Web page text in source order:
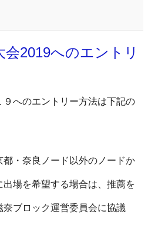
2019へのエントリ
へのエントリー方法は下記の
・奈良ノード以外のノードか
場を希望する場合は、推薦を
ブロック運営委員会に協議